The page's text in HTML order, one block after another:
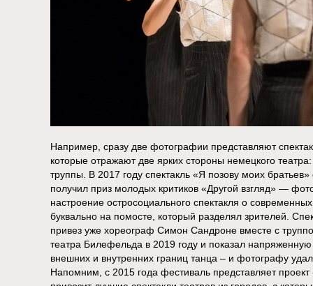
Например, сразу две фотографии представляют
которые отражают две ярких стороны немецкого
труппы. В 2017 году спектакль «Я позову моих
получил приз молодых критиков «Другой взгляд» —
настроение остросоциального спектакля о
буквально на помосте, который разделял зрителей.
привез уже хореограф Симон Сандроне вместе с
театра Билефельда в 2019 году и показал
внешних и внутренних границ танца – и фотографу
Напомним, с 2015 года фестиваль представляет